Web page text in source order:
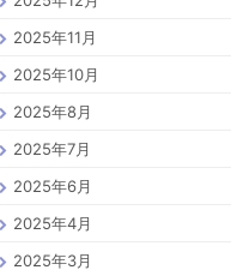
2025年11月
2025年10月
2025年8月
2025年7月
2025年6月
2025年4月
2025年3月